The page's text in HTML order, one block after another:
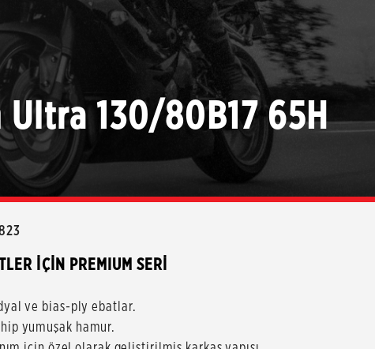
130/80B17 65H
İÇİN PREMIUM SERİ
ve bias-ply ebatlar.
yumuşak hamur.